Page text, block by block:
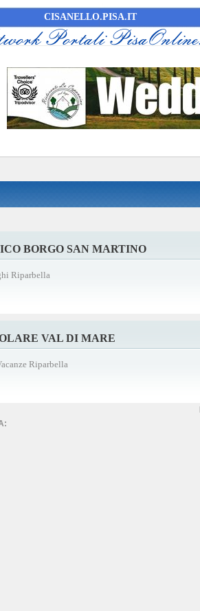
CISANELLO.PISA.IT
BORGO SAN MARTINO
Riparbella
VAL DI MARE
Riparbella